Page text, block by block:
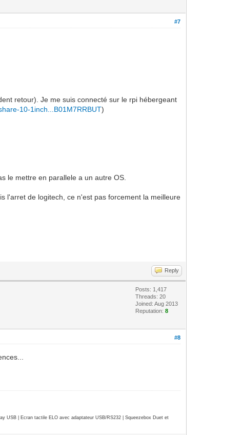
#7
retour). Je me suis connecté sur le rpi hébergeant
10-1inch...B01M7RRBUT)
le mettre en parallele a un autre OS.
l'arret de logitech, ce n'est pas forcement la meilleure
Reply
Posts: 1,417
Threads: 20
Joined: Aug 2013
Reputation:8
#8
USB | Ecran tactile ELO avec adaptateur USB/RS232 | Squeezebox Duet et